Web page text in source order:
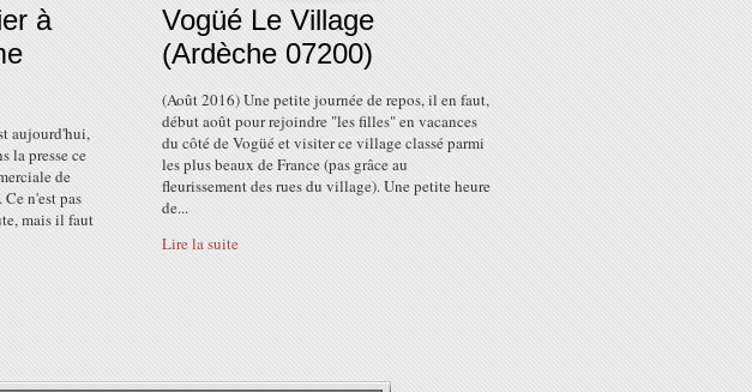
à
aujourd'hui,
la presse ce
de
n'est pas
mais il faut
Vogüé Le Village
(Ardèche 07200)
(Août 2016) Une petite journée de repos, il en faut,
début août pour rejoindre "les filles" en vacances
du côté de Vogüé et visiter ce village classé parmi
les plus beaux de France (pas grâce au
fleurissement des rues du village). Une petite heure
de...
Lire la suite